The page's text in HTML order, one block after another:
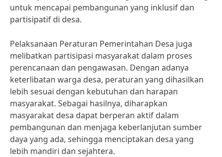
untuk mencapai pembangunan yang inklusif dan
partisipatif di desa.
Pelaksanaan Peraturan Pemerintahan Desa juga
melibatkan partisipasi masyarakat dalam proses
perencanaan dan pengawasan. Dengan adanya
keterlibatan warga desa, peraturan yang dihasilkan
lebih sesuai dengan kebutuhan dan harapan
masyarakat. Sebagai hasilnya, diharapkan
masyarakat desa dapat berperan aktif dalam
pembangunan dan menjaga keberlanjutan sumber
daya yang ada, sehingga menciptakan desa yang
lebih mandiri dan sejahtera.